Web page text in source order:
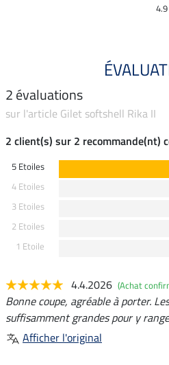
4.9
2 évaluations
sur l'article Gilet softshell Rika II
2 client(s) sur 2 recommande(nt)
5 Etoiles
4 Etoiles
3 Etoiles
2 Etoiles
1 Etoile
4.4.2026 (Achat
Bonne coupe, agréable à porter.
suffisamment grandes pour y
Afficher l'original